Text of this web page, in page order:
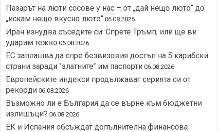
Пазарът на люти сосове у нас – от „дай нещо люто“ до
„искам нещо вкусно люто“ 06.08.2026
Иран изнудва съседите си: Спрете Тръмп, или ще ви
ударим тежко 06.08.2026
ЕС заплашва да спре безвизовия достъп на 5 карибски
страни заради "златните" им паспорти 06.08.2026
Европейските индекси продължават серията си от
рекорди 06.08.2026
Възможно ли е България да се върне към бюджетни
излишъци? 06.08.2026
ЕК и Испания обсъждат допълнителна финансова